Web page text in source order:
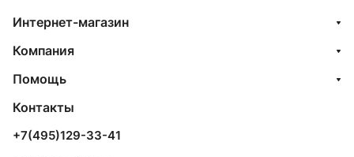
Интернет-магазин
Компания
Помощь
Контакты
+7(495)129-33-41